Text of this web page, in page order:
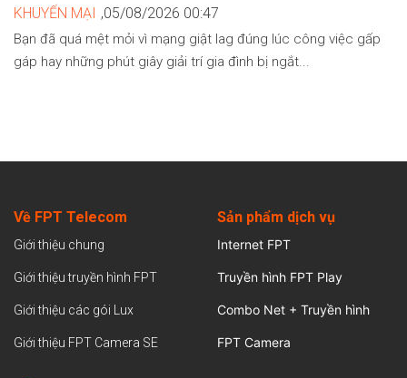
KHUYẾN MẠI ,05/08/2026 00:47
Bạn đã quá mệt mỏi vì mạng giật lag đúng lúc công việc gấp
gáp hay những phút giây giải trí gia đình bị ngắt...
Về FPT Telecom
Giới thiệu chung
Giới thiệu truyền hình FPT
Giới thiệu các gói Lux
Giới thiệu FPT Camera SE
Sản phẩm dịch vụ
Internet FPT
Truyền hình FPT Play
Combo Net + Truyền hình
FPT Camera